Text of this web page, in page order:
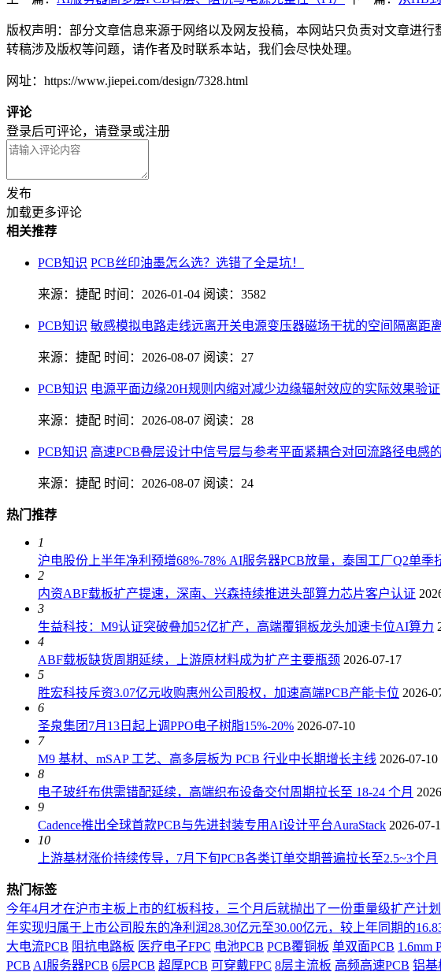
版权声明：部分文章信息来源于网络以及网友投稿，本网站只负责对文章进
转稿涉及版权等问题，请作者及时联系本站，我们会尽快处理。
网址：https://www.jiepei.com/design/7328.html
评论
登录后可评论，请登录或注册
发布
加载更多评论
相关推荐
PCB知识 PCB丝印油墨怎么选？选错了全是坑！
来源：捷配 时间：2026-01-04 阅读：3582
PCB知识 敏感模拟电路走线远离开关电源变压器磁场干扰的空间隔离距
来源：捷配 时间：2026-08-07 阅读：27
PCB知识 电源平面边缘20H规则内缩对减少边缘辐射效应的实际效果验证
来源：捷配 时间：2026-08-07 阅读：28
PCB知识 高速PCB叠层设计中信号层与参考平面紧耦合对回流路径电感
来源：捷配 时间：2026-08-07 阅读：24
热门推荐
1
沪电股份上半年净利预增68%-78% AI服务器PCB放量，泰国工厂Q2单季
2
内资ABF载板扩产提速，深南、兴森持续推进头部算力芯片客户认证
3
生益科技：M9认证突破叠加52亿扩产，高端覆铜板龙头加速卡位AI算力
4
ABF载板缺货周期延续，上游原材料成为扩产主要瓶颈 2026-07-17
5
胜宏科技斥资3.07亿元收购惠州公司股权，加速高端PCB产能卡位 2026-
6
圣泉集团7月13日起上调PPO电子树脂15%-20% 2026-07-10
7
M9 基材、mSAP 工艺、高多层板为 PCB 行业中长期增长主线 2026-07-10
8
电子玻纤布供需错配延续，高端织布设备交付周期拉长至 18-24 个月
9
Cadence推出全球首款PCB与先进封装专用AI设计平台AuraStack 2026-07-
10
上游基材涨价持续传导，7月下旬PCB各类订单交期普遍拉长至2.5~3个月
热门标签
今年4月才在沪市主板上市的红板科技，三个月后就抛出了一份重量级扩产计划
年实现归属于上市公司股东的净利润28.30亿元至30.00亿元，较上年同期的
大电流PCB 阻抗电路板 医疗电子FPC 电池PCB PCB覆铜板 单双面PCB 1.6mm
PCB AI服务器PCB 6层PCB 超厚PCB 可穿戴FPC 8层主流板 高频高速PCB 铝基